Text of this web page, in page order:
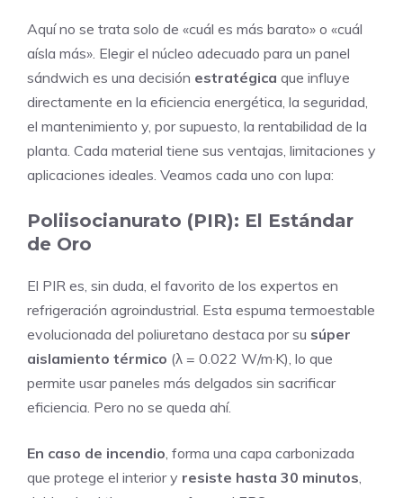
Aquí no se trata solo de «cuál es más barato» o «cuál
aísla más». Elegir el núcleo adecuado para un panel
sándwich es una decisión estratégica que influye
directamente en la eficiencia energética, la seguridad,
el mantenimiento y, por supuesto, la rentabilidad de la
planta. Cada material tiene sus ventajas, limitaciones y
aplicaciones ideales. Veamos cada uno con lupa:
Poliisocianurato (PIR): El Estándar
de Oro
El PIR es, sin duda, el favorito de los expertos en
refrigeración agroindustrial. Esta espuma termoestable
evolucionada del poliuretano destaca por su súper
aislamiento térmico (λ = 0.022 W/m·K), lo que
permite usar paneles más delgados sin sacrificar
eficiencia. Pero no se queda ahí.
En caso de incendio, forma una capa carbonizada
que protege el interior y resiste hasta 30 minutos,